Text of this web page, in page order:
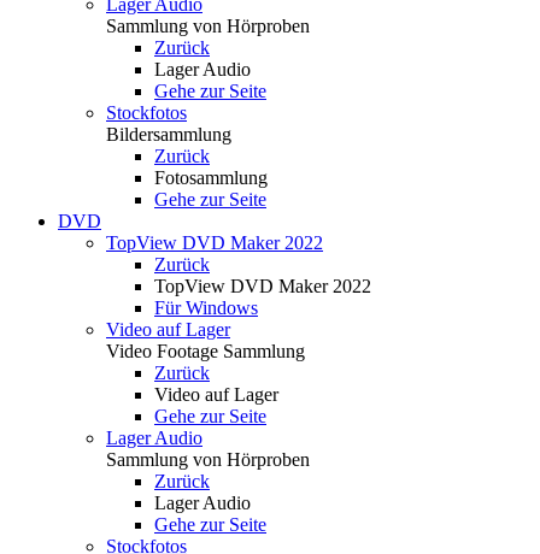
Lager Audio
Sammlung von Hörproben
Zurück
Lager Audio
Gehe zur Seite
Stockfotos
Bildersammlung
Zurück
Fotosammlung
Gehe zur Seite
DVD
TopView DVD Maker 2022
Zurück
TopView DVD Maker 2022
Für Windows
Video auf Lager
Video Footage Sammlung
Zurück
Video auf Lager
Gehe zur Seite
Lager Audio
Sammlung von Hörproben
Zurück
Lager Audio
Gehe zur Seite
Stockfotos